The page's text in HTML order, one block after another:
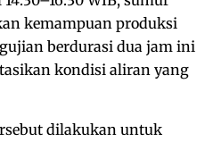
kemampuan produksi
berdurasi dua jam ini
kondisi aliran yang
dilakukan untuk